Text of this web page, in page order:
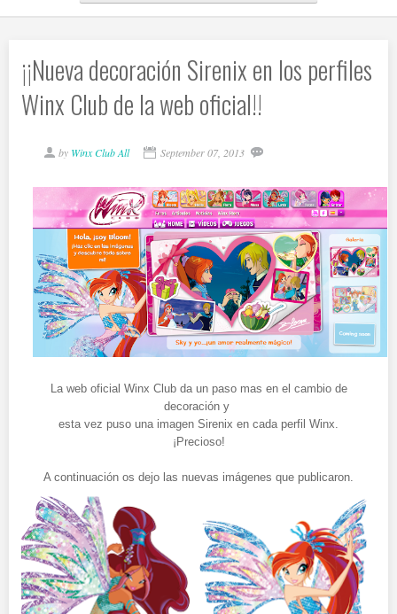
¡¡Nueva decoración Sirenix en los perfiles
Winx Club de la web oficial!!
by Winx Club All September 07, 2013
La web oficial Winx Club da un paso mas en el cambio de
decoración y
esta vez puso una imagen Sirenix en cada perfil Winx.
¡Precioso!
A continuación os dejo las nuevas imágenes que publicaron.